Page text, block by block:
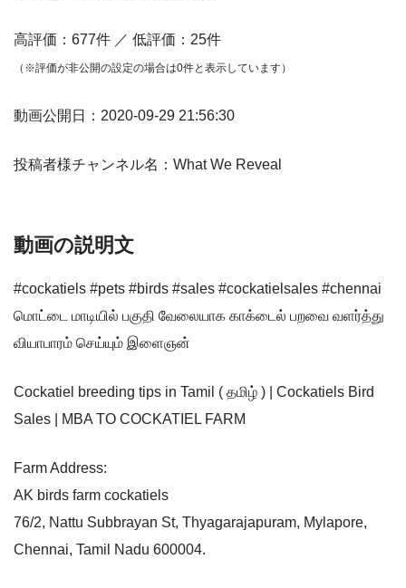
高評価：677件 ／ 低評価：25件
（※評価が非公開の設定の場合は0件と表示しています）
動画公開日：2020-09-29 21:56:30
投稿者様チャンネル名：What We Reveal
動画の説明文
#cockatiels #pets #birds #sales #cockatielsales #chennai
மொட்டை மாடியில் பகுதி வேலையாக காக்டைல் பறவை வளர்த்து
வியாபாரம் செய்யும் இளைஞன்
Cockatiel breeding tips in Tamil ( தமிழ் ) | Cockatiels Bird
Sales | MBA TO COCKATIEL FARM
Farm Address:
AK birds farm cockatiels
76/2, Nattu Subbrayan St, Thyagarajapuram, Mylapore,
Chennai, Tamil Nadu 600004.